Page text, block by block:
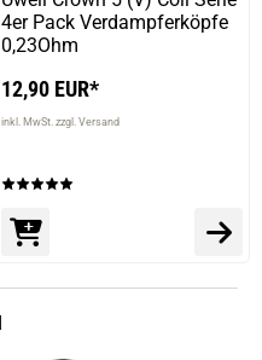
4er Pack Verdampferköpfe
0,23Ohm
12,90 EUR*
inkl. MwSt. zzgl. Versand